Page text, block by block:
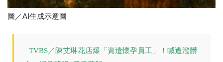
圖／AI生成示意圖
TVBS／陳艾琳花店爆「資遣懷孕員工」！喊遭潑髒